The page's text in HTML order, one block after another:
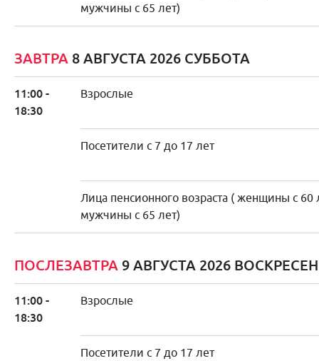
мужчины с 65 лет)
ЗАВТРА 8 АВГУСТА 2026 СУББОТА
11:00 -
18:30
Взрослые
Посетители с 7 до 17 лет
Лица пенсионного возраста ( женщины с 60
мужчины с 65 лет)
ПОСЛЕЗАВТРА 9 АВГУСТА 2026
11:00 -
18:30
Взрослые
Посетители с 7 до 17 лет